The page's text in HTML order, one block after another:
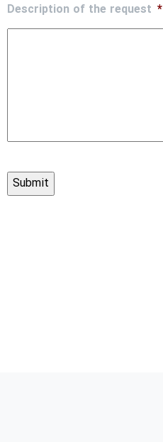
Description of the request *